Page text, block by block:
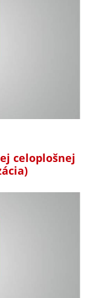
celoplošnej